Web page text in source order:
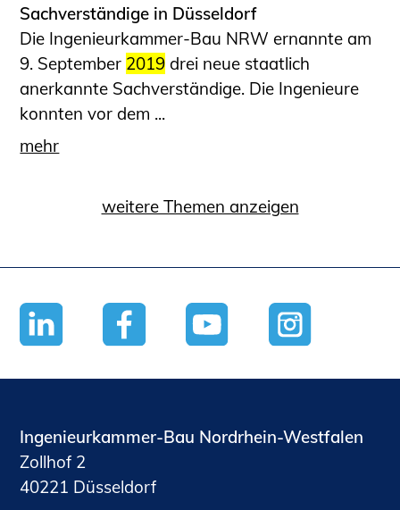
Sachverständige in Düsseldorf
Die Ingenieurkammer-Bau NRW ernannte am
9. September 2019 drei neue staatlich
anerkannte Sachverständige. Die Ingenieure
konnten vor dem ...
mehr
weitere Themen anzeigen
Ingenieurkammer-Bau Nordrhein-Westfalen
Zollhof 2
40221 Düsseldorf